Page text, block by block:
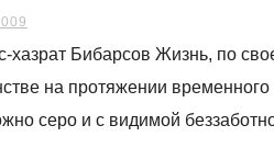
хазрат Бибарсов Жизнь, по
на протяжении
серо и с видимой